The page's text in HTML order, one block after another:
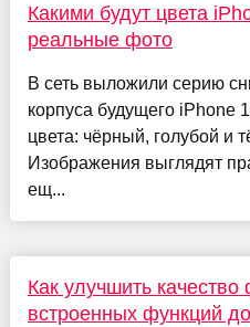
Какими будут цвета
реальные фото
В сеть выложили серию
корпуса будущего iPhone
цвета: чёрный, голубой и
Изображения выглядят
ещ...
Как улучшить
встроенных функций